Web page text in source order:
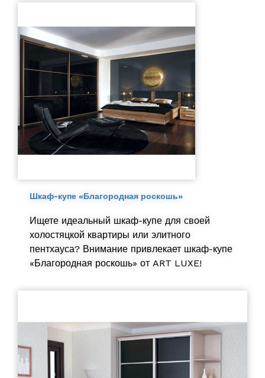
Шкаф-купе «Благородная роскошь»
Ищете идеальный шкаф-купе для своей
холостяцкой квартиры или элитного
пентхауса? Внимание привлекает шкаф-купе
«Благородная роскошь» от ART LUXE!